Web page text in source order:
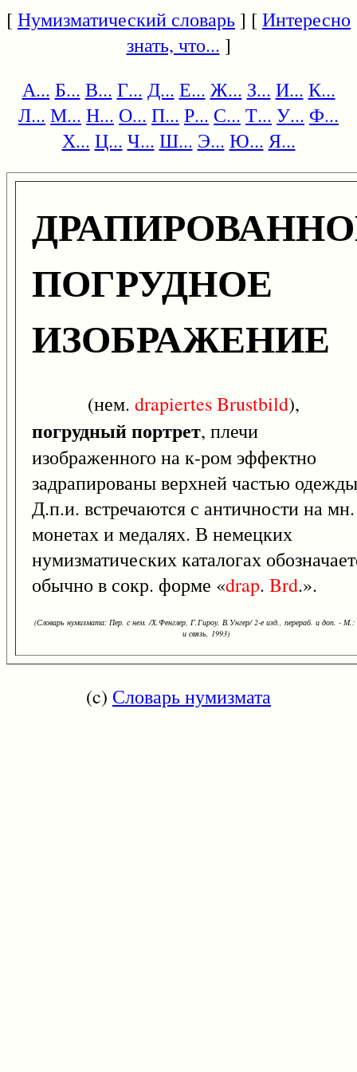
[Нумизматический словарь] [Интересно
знать, что... ]
А... Б... В... Г... Д... Е... Ж... З... И... К...
Л... М... Н... О... П... Р... С... Т... У... Ф...
Х... Ц... Ч... Ш... Э... Ю... Я...
ПОГРУДНОЕ
ИЗОБРАЖЕНИЕ
(нем. drapiertesBrustbild),
погрудный портрет, плечи
изображенного на к-ром эффектно
задрапированы верхней частью
Д.п.и. встречаются с античности на мн.
монетах и медалях. В немецких
нумизматических каталогах
обычно в сокр. форме «drap. Brd.».
(Словарь нумизмата: Пер. с нем. /Х.Фенглер, Г.Гироу, В.Унгер/ 2-е изд., перераб. и доп. - М.:
и связь, 1993)
(c) Словарь нумизмата